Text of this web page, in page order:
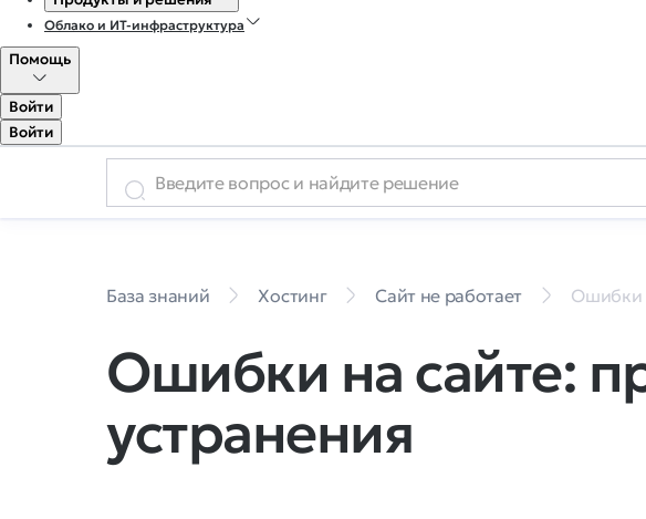
Облако и ИТ-инфраструктура
Помощь
Войти
Войти
База знаний Хостинг Сайт не работает Ошибки
Ошибки на сайте:
устранения